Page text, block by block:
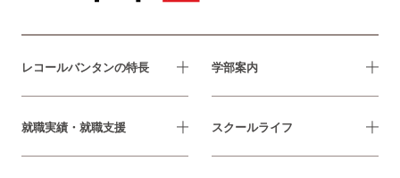
レコールバンタンの特長 学部案内
就職実績・就職支援 スクールライフ